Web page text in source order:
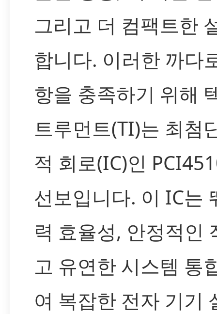
그리고 더 컴팩트한
합니다. 이러한 까다
항을 충족하기 위해
트루먼트(TI)는 최첨
적 회로(IC)인
선보입니다. 이 IC는
력 효율성, 안정적인
고 유연한 시스템 통
여 복잡한 전자 기기